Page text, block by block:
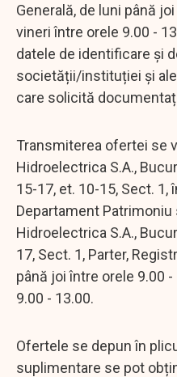
Generală, de luni până
vineri între orele 9.00 -
datele de identificare și
societății/instituției și
care solicită
Transmiterea ofertei se
Hidroelectrica S.A.,
15-17, et. 10-15, Sect. 1,
Departament
Hidroelectrica S.A.,
17, Sect. 1, Parter,
până joi între orele 9.00
9.00 - 13.00.
Ofertele se depun în
suplimentare se pot